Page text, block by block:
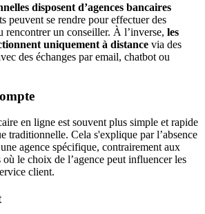
disposent d’agences bancaires
peuvent se rendre pour effectuer des
rencontrer un conseiller. À l’inverse, les
uniquement à distance via des
des échanges par email, chatbot ou
en ligne est souvent plus simple et rapide
traditionnelle. Cela s'explique par l’absence
agence spécifique, contrairement aux
le choix de l’agence peut influencer les
client.